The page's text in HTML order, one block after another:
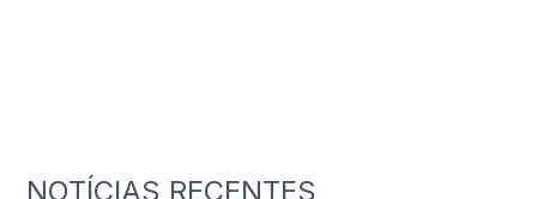
NOTÍCIAS RECENTES